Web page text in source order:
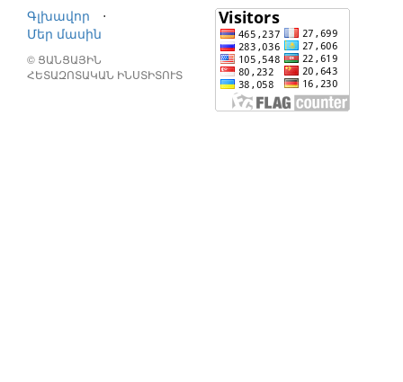
Գլխավոր
⋅
Մեր մասին
© ՑԱՆՑԱՅԻՆ
ՀԵՏԱԶՈՏԱԿԱՆ ԻՆՍՏԻՏՈՒՏ